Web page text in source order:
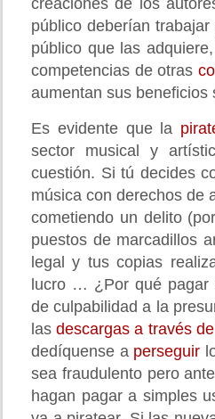
creaciones de los
público deberían
público que las
competencias de otras
aumentan sus beneficios
Es evidente que la
sector musical y
cuestión. Si tú decides
música con derechos de
cometiendo un delito
puestos de marcadillos
legal y tus copias
lucro … ¿Por qué pagar
de culpabilidad a la
lasdescargas a través
dedíquense a perseguir
sea fraudulento pero
hagan pagar a simples